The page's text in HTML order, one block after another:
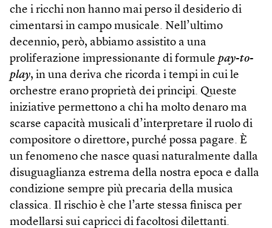
che i ricchi non hanno mai perso il desiderio di
cimentarsi in campo musicale. Nell’ultimo
decennio, però, abbiamo assistito a una
proliferazione impressionante di formule pay-to-
play, in una deriva che ricorda i tempi in cui le
orchestre erano proprietà dei principi. Queste
iniziative permettono a chi ha molto denaro ma
scarse capacità musicali d’interpretare il ruolo di
compositore o direttore, purché possa pagare. È
un fenomeno che nasce quasi naturalmente dalla
disuguaglianza estrema della nostra epoca e dalla
condizione sempre più precaria della musica
classica. Il rischio è che l’arte stessa finisca per
modellarsi sui capricci di facoltosi dilettanti.